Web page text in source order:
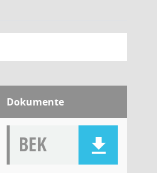
Dokumente
BEK